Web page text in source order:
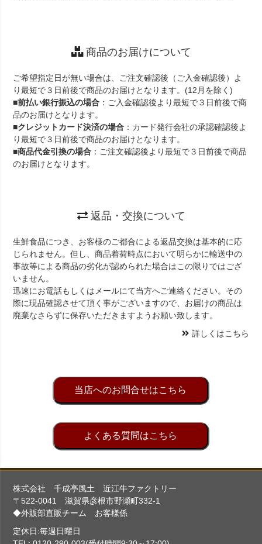
商品のお届けについて
ご希望指定日が無い場合は、ご注文確認後（ご入金確認後）よ
り最短で３日前後で商品のお届けとなります。(12月を除く)
■前払い銀行振込の場合 ：ご入金確認後より最短で３日前後で商
品のお届けとなります。
■クレジットカード決済の場合 ：カード発行会社の承認確認後よ
り最短で３日前後で商品のお届けとなります。
■商品代金引換の場合 ：ご注文確認後より最短で３日前後で商品
のお届けとなります。
返品・交換について
生鮮食品につき、お客様のご都合による返品交換は基本的に応
じられません。但し、商品着荷時点において明らかに輸送中の
事故等による商品の劣化が認められた場合はこの限りではござ
いません。
迅速にお電話もしくはメールにて当方へご連絡ください。その
際に現品確認させて頂く事がございますので、お届けの商品は
廃棄なさらずに保存いただきますようお願い致します。
詳しくはこちら
当店へのお問合せはこちら
よくある質問はこちら
株式会社 千成亭風土 近江牛ファクトリー
〒522-0041 滋賀県彦根市野瀬町332-1
◆外販部直販チーム お客様係
定休日:毎週日曜日